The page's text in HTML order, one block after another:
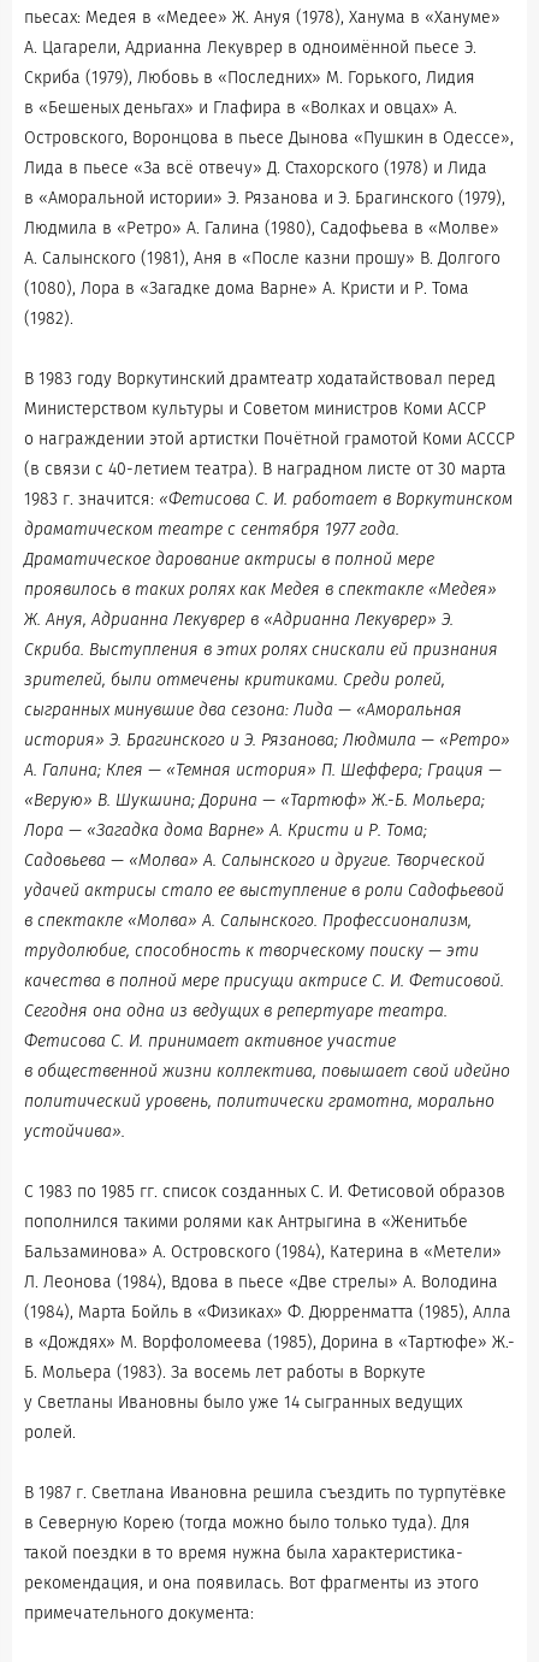
пьесах: Медея в «Медее» Ж. Ануя (1978), Ханума в «Хануме»
А. Цагарели, Адрианна Лекуврер в одноимённой пьесе Э.
Скриба (1979), Любовь в «Последних» М. Горького, Лидия
в «Бешеных деньгах» и Глафира в «Волках и овцах» А.
Островского, Воронцова в пьесе Дынова «Пушкин в Одессе»,
Лида в пьесе «За всё отвечу» Д. Стахорского (1978) и Лида
в «Аморальной истории» Э. Рязанова и Э. Брагинского (1979),
Людмила в «Ретро» А. Галина (1980), Садофьева в «Молве»
А. Салынского (1981), Аня в «После казни прошу» В. Долгого
(1080), Лора в «Загадке дома Варне» А. Кристи и Р. Тома
(1982).
В 1983 году Воркутинский драмтеатр ходатайствовал перед
Министерством культуры и Советом министров Коми АССР
о награждении этой артистки Почётной грамотой Коми АСССР
(в связи с 40-летием театра). В наградном листе от 30 марта
1983 г. значится: «Фетисова С. И. работает в Воркутинском
драматическом театре с сентября 1977 года.
Драматическое дарование актрисы в полной мере
проявилось в таких ролях как Медея в спектакле «Медея»
Ж. Ануя, Адрианна Лекуврер в «Адрианна Лекуврер» Э.
Скриба. Выступления в этих ролях снискали ей признания
зрителей, были отмечены критиками. Среди ролей,
сыгранных минувшие два сезона: Лида — «Аморальная
история» Э. Брагинского и Э. Рязанова; Людмила — «Ретро»
А. Галина; Клея — «Темная история» П. Шеффера; Грация —
«Верую» В. Шукшина; Дорина — «Тартюф» Ж.-Б. Мольера;
Лора — «Загадка дома Варне» А. Кристи и Р. Тома;
Садовьева — «Молва» А. Салынского и другие. Творческой
удачей актрисы стало ее выступление в роли Садофьевой
в спектакле «Молва» А. Салынского. Профессионализм,
трудолюбие, способность к творческому поиску — эти
качества в полной мере присущи актрисе С. И. Фетисовой.
Сегодня она одна из ведущих в репертуаре театра.
Фетисова С. И. принимает активное участие
в общественной жизни коллектива, повышает свой идейно
политический уровень, политически грамотна, морально
устойчива».
С 1983 по 1985 гг. список созданных С. И. Фетисовой образов
пополнился такими ролями как Антрыгина в «Женитьбе
Бальзаминова» А. Островского (1984), Катерина в «Метели»
Л. Леонова (1984), Вдова в пьесе «Две стрелы» А. Володина
(1984), Марта Бойль в «Физиках» Ф. Дюрренматта (1985), Алла
в «Дождях» М. Ворфоломеева (1985), Дорина в «Тартюфе» Ж.-
Б. Мольера (1983). За восемь лет работы в Воркуте
у Светланы Ивановны было уже 14 сыгранных ведущих
ролей.
В 1987 г. Светлана Ивановна решила съездить по турпутёвке
в Северную Корею (тогда можно было только туда). Для
такой поездки в то время нужна была характеристика-
рекомендация, и она появилась. Вот фрагменты из этого
примечательного документа: